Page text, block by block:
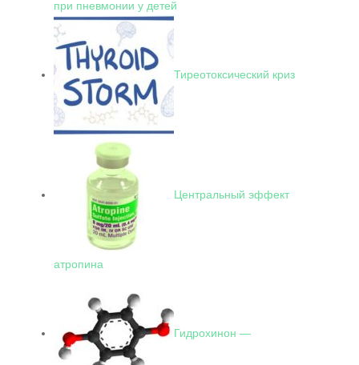
при пневмонии у детей
Тиреотоксический криз
Центральный эффект
атропина
Гидрохинон —